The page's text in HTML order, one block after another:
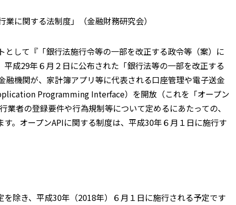
に関する法制度」（金融財務研究会）
して『「銀行法施行令等の一部を改正する政令等（案）に
成29年６月２日に公布された「銀行法等の一部を改正する
機関が、家計簿アプリ等に代表される口座管理や電子送金
Programming Interface）を開放（これを「オープン
者の登録要件や行為規制等について定めるにあたっての、
。オープンAPIに関する制度は、平成30年６月１日に施行す
除き、平成30年（2018年）６月１日に施行される予定です